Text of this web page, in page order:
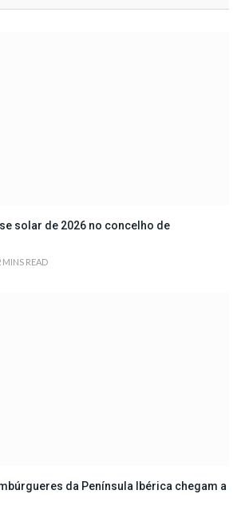
solar de 2026 no concelho de
MINS READ
da Península Ibérica chegam a